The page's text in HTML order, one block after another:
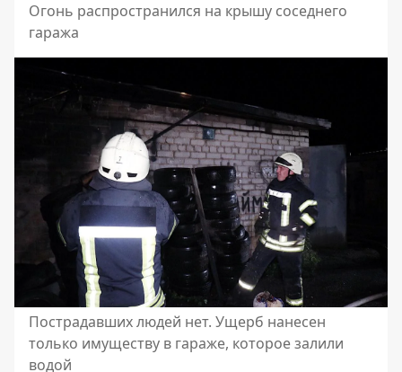
Огонь распространился на крышу соседнего
гаража
Пострадавших людей нет. Ущерб нанесен
только имуществу в гараже, которое залили
водой